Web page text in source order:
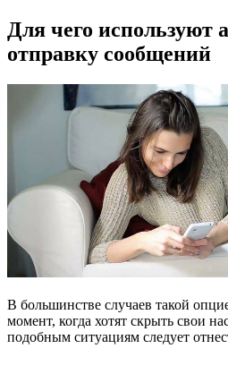
Для чего используют
отправку сообщений
В большинстве случаев такой
момент, когда хотят скрыть свои
подобным ситуациям следует